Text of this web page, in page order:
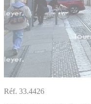
Réf. 33.4426